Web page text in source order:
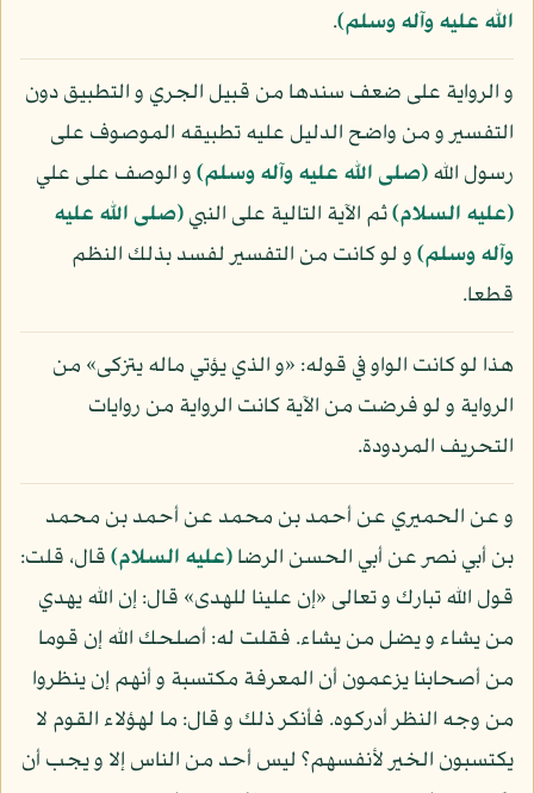
الله عليه وآله وسلم).
و الرواية على ضعف سندها من قبيل الجري و التطبيق دون
التفسير و من واضح الدليل عليه تطبيقه الموصوف على
رسول الله(صلى الله عليه وآله وسلم)و الوصف على علي
(عليه السلام)ثم الآية التالية على النبي(صلى الله عليه
وآله وسلم)و لو كانت من التفسير لفسد بذلك النظم
قطعا.
هذا لو كانت الواو في قوله: «و الذي يؤتي ماله يتزكى» من
الرواية و لو فرضت من الآية كانت الرواية من روايات
التحريف المردودة.
و عن الحميري عن أحمد بن محمد عن أحمد بن محمد
بن أبي نصر عن أبي الحسن الرضا(عليه السلام)قال، قلت:
قول الله تبارك و تعالى «إن علينا للهدى» قال: إن الله يهدي
من يشاء و يضل من يشاء. فقلت له: أصلحك الله إن قوما
من أصحابنا يزعمون أن المعرفة مكتسبة و أنهم إن ينظروا
من وجه النظر أدركوه. فأنكر ذلك و قال: ما لهؤلاء القوم لا
يكتسبون الخير لأنفسهم؟ ليس أحد من الناس إلا و يجب أن